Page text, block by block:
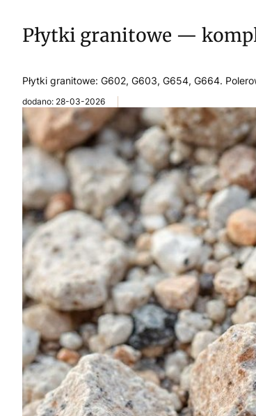
Płytki granitowe —
Płytki granitowe: G602, G603, G654, G664.
dodano: 28-03-2026